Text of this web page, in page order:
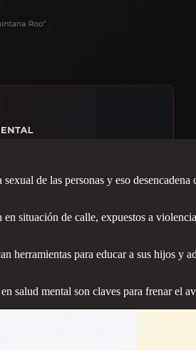
de las personas y eso desencadena
situación de calle, expuestos a
herramientas para educar a sus hijos y
salud mental son claves para frenar el